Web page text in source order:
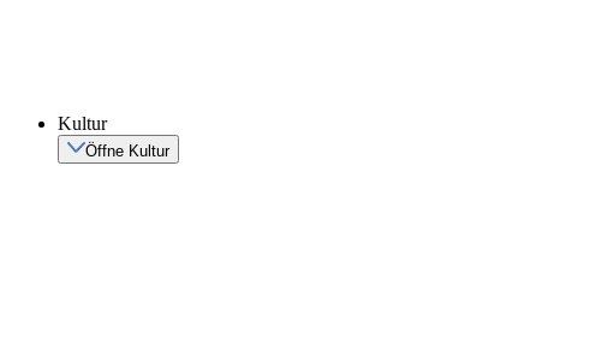
Kultur
Öffne Kultur